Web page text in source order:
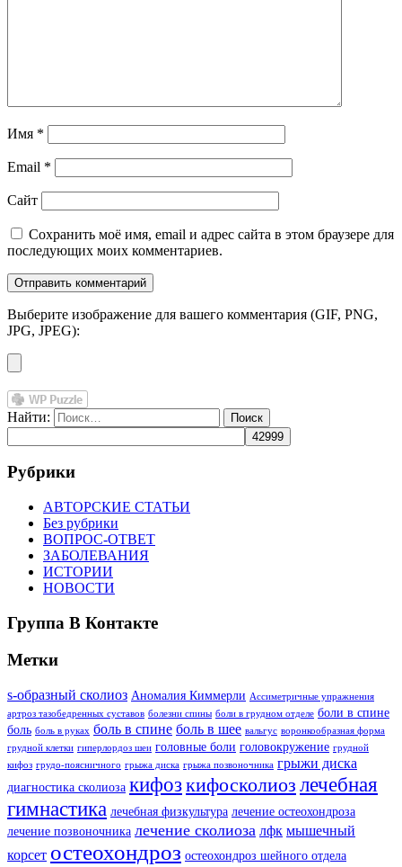
Имя *
Email *
Сайт
Сохранить моё имя, email и адрес сайта в этом браузере для
последующих моих комментариев.
Выберите изображение для вашего комментария (GIF, PNG,
JPG, JPEG):
Найти:
Рубрики
АВТОРСКИЕ СТАТЬИ
Без рубрики
ВОПРОС-ОТВЕТ
ЗАБОЛЕВАНИЯ
ИСТОРИИ
НОВОСТИ
Группа В Контакте
Метки
s-образный сколиоз Аномалия Киммерли Ассиметричные упражнения
артроз тазобедренных суставов болезни спины боли в грудном отделе боли в спине
боль боль в руках боль в спине боль в шее вальгус воронкообразная форма
грудной клетки гиперлордоз шеи головные боли головокружение грудной
кифоз грудо-поясничного грыжа диска грыжа позвоночника грыжи диска
диагностика сколиоза кифозкифосколиоз лечебная
гимнастика лечебная физкультура лечение остеохондроза
лечение позвоночника лечение сколиоза лфк мышечный
корсет остеохондроз остеохондроз шейного отдела